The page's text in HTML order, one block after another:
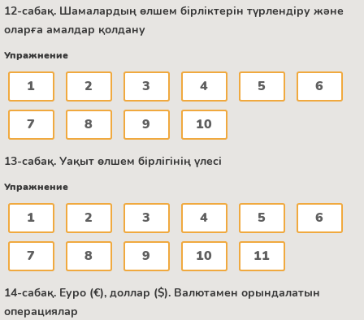
12-сабақ. Шамалардың өлшем бірліктерін түрлендіру және
оларға амалдар қолдану
Упражнение
1 2 3 4 5 6
7 8 9 10
13-сабақ. Уақыт өлшем бірлігінің үлесі
Упражнение
1 2 3 4 5 6
7 8 9 10 11
14-сабақ. Еуро (€), доллар ($). Валютамен орындалатын
операциялар